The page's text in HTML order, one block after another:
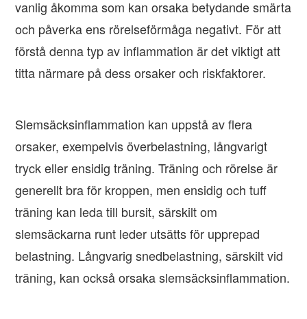
vanlig åkomma som kan orsaka betydande smärta
och påverka ens rörelseförmåga negativt. För att
förstå denna typ av inflammation är det viktigt att
titta närmare på dess orsaker och riskfaktorer.
Slemsäcksinflammation kan uppstå av flera
orsaker, exempelvis överbelastning, långvarigt
tryck eller ensidig träning. Träning och rörelse är
generellt bra för kroppen, men ensidig och tuff
träning kan leda till bursit, särskilt om
slemsäckarna runt leder utsätts för upprepad
belastning. Långvarig snedbelastning, särskilt vid
träning, kan också orsaka slemsäcksinflammation.